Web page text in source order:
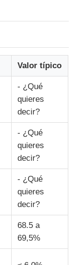
Valor típico
- ¿Qué
quieres
decir?
- ¿Qué
quieres
decir?
- ¿Qué
quieres
decir?
68.5 a
69,5%